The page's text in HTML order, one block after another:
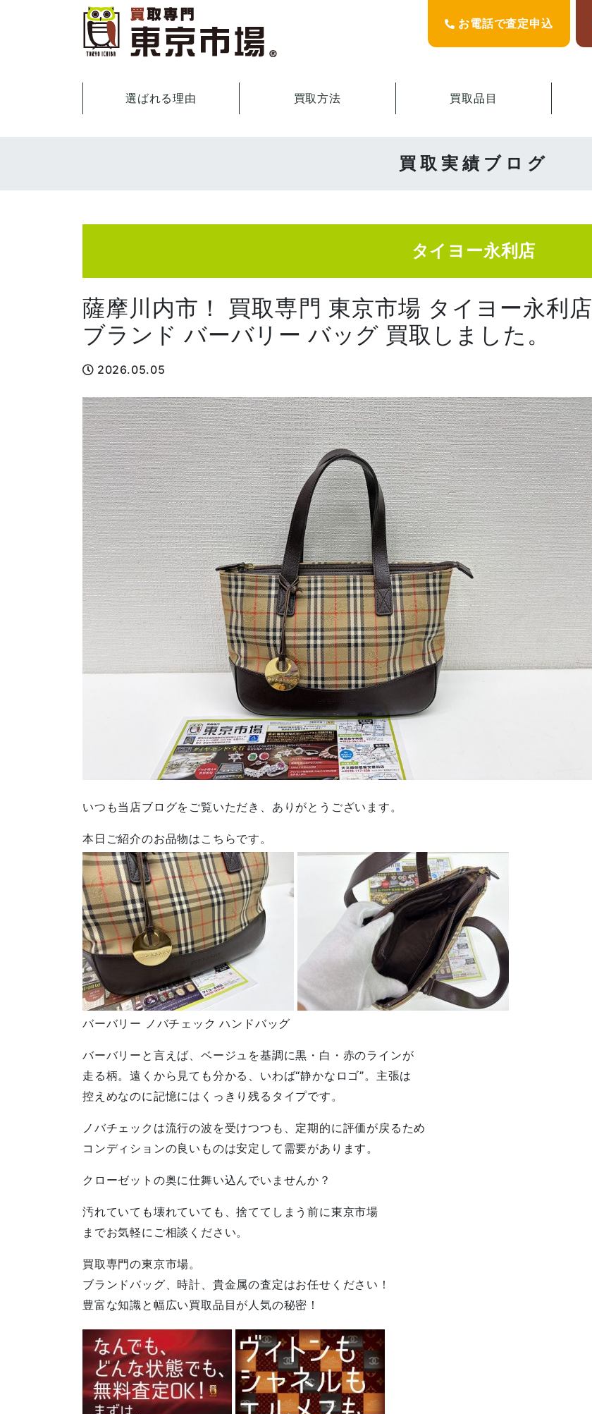
お電話で査定申込
選ばれる理由 買取方法 買取品目
買取実績ブログ
タイヨー永利店
薩摩川内市！ 買取専門 東京市場 タイヨー永利店
ブランド バーバリー バッグ 買取しました。
2026.05.05
いつも当店ブログをご覧いただき、ありがとうございます。
本日ご紹介のお品物はこちらです。
バーバリー ノバチェック ハンドバッグ
バーバリーと言えば、ベージュを基調に黒・白・赤のラインが
走る柄。遠くから見ても分かる、いわば“静かなロゴ”。主張は
控えめなのに記憶にはくっきり残るタイプです。
ノバチェックは流行の波を受けつつも、定期的に評価が戻るため
コンディションの良いものは安定して需要があります。
クローゼットの奥に仕舞い込んでいませんか？
汚れていても壊れていても、捨ててしまう前に東京市場
までお気軽にご相談ください。
買取専門の東京市場。
ブランドバッグ、時計、貴金属の査定はお任せください！
豊富な知識と幅広い買取品目が人気の秘密！